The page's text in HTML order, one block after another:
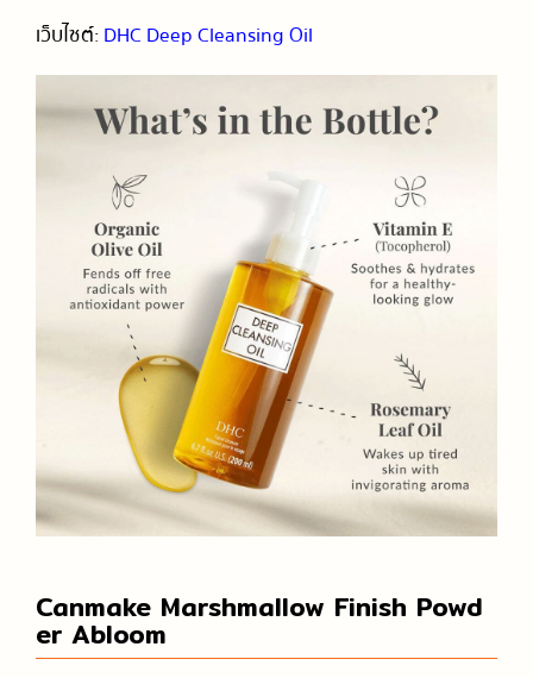
เว็บไซต์:DHC Deep Cleansing Oil
Canmake Marshmallow Finish Powd
er Abloom